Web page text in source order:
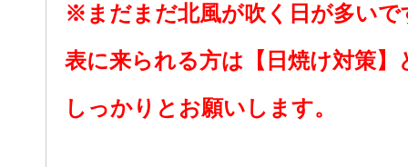
※まだまだ北風が吹く日が多いで
表に来られる方は【日焼け対策】
しっかりとお願いします。